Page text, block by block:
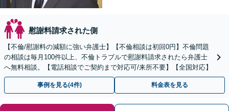
慰謝料請求された側
【不倫/慰謝料の減額に強い弁護士】【不倫相談は初回0円】不倫問題
の相談は毎月100件以上、不倫トラブルで慰謝料請求されたら弁護士
へ無料相談。【電話相談でご契約まで対応可/来所不要】【全国対応】
事例を見る(4件) 料金表を見る